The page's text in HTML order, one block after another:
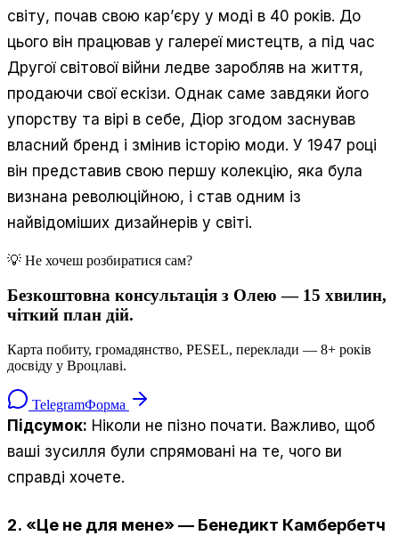
світу, почав свою кар’єру у моді в 40 років. До
цього він працював у галереї мистецтв, а під час
Другої світової війни ледве заробляв на життя,
продаючи свої ескізи. Однак саме завдяки його
упорству та вірі в себе, Діор згодом заснував
власний бренд і змінив історію моди. У 1947 році
він представив свою першу колекцію, яка була
визнана революційною, і став одним із
найвідоміших дизайнерів у світі.
💡 Не хочеш розбиратися сам?
Безкоштовна консультація з Олею — 15 хвилин,
чіткий план дій.
Карта побиту, громадянство, PESEL, переклади — 8+ років
досвіду у Вроцлаві.
TelegramФорма
Підсумок: Ніколи не пізно почати. Важливо, щоб
ваші зусилля були спрямовані на те, чого ви
справді хочете.
2. «Це не для мене» — Бенедикт Камбербетч